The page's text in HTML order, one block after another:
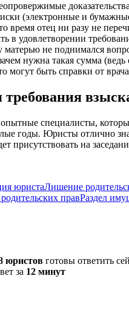
(электронные и
время отец ни разу не
в удовлетворении
матерью не поднимался
нужна такая сумма
могут быть справки от
требования
специалисты,
годы. Юристы отлично
присутствовать на
юристаЛишение
правРаздел
юристов готовы ответить
за 12 минут